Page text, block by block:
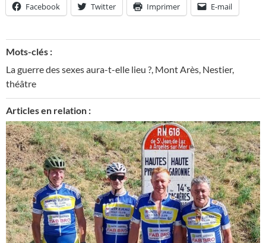
Facebook Twitter Imprimer E-mail
Mots-clés :
La guerre des sexes aura-t-elle lieu ? Mont Arès Nestier,
théâtre
Articles en relation :